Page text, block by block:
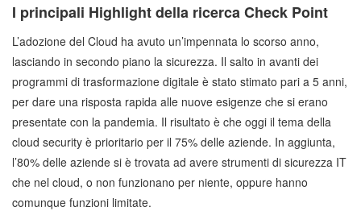
I principali Highlight della ricerca Check Point
L’adozione del Cloud ha avuto un’impennata lo scorso anno,
lasciando in secondo piano la sicurezza. Il salto in avanti dei
programmi di trasformazione digitale è stato stimato pari a 5 anni,
per dare una risposta rapida alle nuove esigenze che si erano
presentate con la pandemia. Il risultato è che oggi il tema della
cloud security è prioritario per il 75% delle aziende. In aggiunta,
l’80% delle aziende si è trovata ad avere strumenti di sicurezza IT
che nel cloud, o non funzionano per niente, oppure hanno
comunque funzioni limitate.